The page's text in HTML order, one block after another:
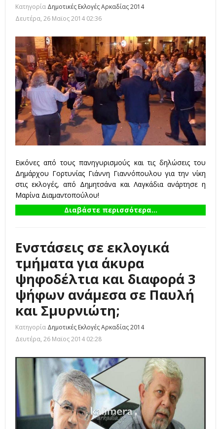
Κατηγορία Δημοτικές Εκλογές Αρκαδίας 2014
Δευτέρα, 26 Μαϊος 2014 02:36
Εικόνες από τους πανηγυρισμούς και τις δηλώσεις του
Δημάρχου Γορτυνίας Γιάννη Γιαννόπουλου για την νίκη
στις εκλογές, από Δημητσάνα και Λαγκάδια ανάρτησε η
Μαρίνα Διαμαντοπούλου!
Διαβάστε περισσότερα...
Ενστάσεις σε εκλογικά
τμήματα για άκυρα
ψηφοδέλτια και διαφορά 3
ψήφων ανάμεσα σε Παυλή
και Σμυρνιώτη;
Κατηγορία Δημοτικές Εκλογές Αρκαδίας 2014
Δευτέρα, 26 Μαϊος 2014 02:28